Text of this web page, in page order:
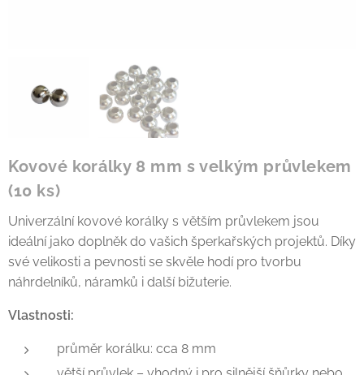
Kovové korálky 8 mm s velkým průvlekem
(10 ks)
Univerzální kovové korálky s větším průvlekem jsou
ideální jako doplněk do vašich šperkařských projektů. Díky
své velikosti a pevnosti se skvěle hodí pro tvorbu
náhrdelníků, náramků i další bižuterie.
Vlastnosti:
průměr korálku: cca 8 mm